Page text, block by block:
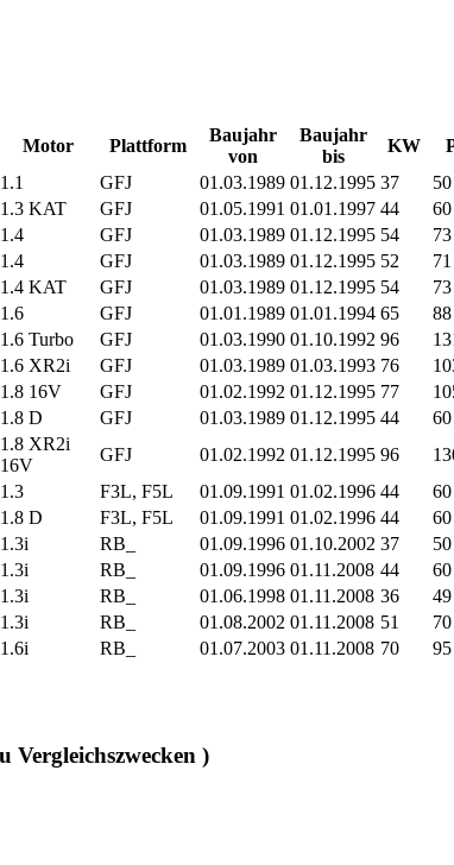
Motor Plattform
Baujahr
von
Baujahr
bis
KW
1.1 GFJ 01.03.1989 01.12.1995 37 50
1.3 KAT GFJ 01.05.1991 01.01.1997 44 60
1.4 GFJ 01.03.1989 01.12.1995 54 73
1.4 GFJ 01.03.1989 01.12.1995 52 71
1.4 KAT GFJ 01.03.1989 01.12.1995 54 73
1.6 GFJ 01.01.1989 01.01.1994 65 88
1.6 Turbo GFJ 01.03.1990 01.10.1992 96
1.6 XR2i GFJ 01.03.1989 01.03.1993 76
1.8 16V GFJ 01.02.1992 01.12.1995 77
1.8 D GFJ 01.03.1989 01.12.1995 44 60
1.8 XR2i
16V
GFJ 01.02.1992 01.12.1995 96
1.3 F3L, F5L 01.09.1991 01.02.1996 44 60
1.8 D F3L, F5L 01.09.1991 01.02.1996 44 60
1.3i RB_ 01.09.1996 01.10.2002 37 50
1.3i RB_ 01.09.1996 01.11.2008 44 60
1.3i RB_ 01.06.1998 01.11.2008 36 49
1.3i RB_ 01.08.2002 01.11.2008 51 70
1.6i RB_ 01.07.2003 01.11.2008 70 95
)